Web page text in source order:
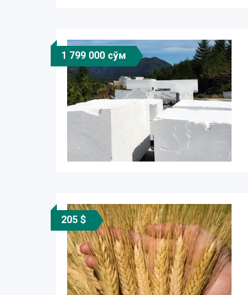
1 799 000 сўм
205 $